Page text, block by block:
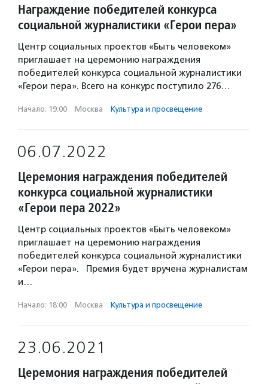
Награждение победителей конкурса
социальной журналистики «Герои пера»
Центр социальных проектов «Быть человеком»
приглашает на церемонию награждения
победителей конкурса социальной журналистики
«Герои пера». Всего на конкурс поступило 276…
Начало: 19:00 · Москва · Культура и просвещение
06.07.2022
Церемония награждения победителей
конкурса социальной журналистики
«Герои пера 2022»
Центр социальных проектов «Быть человеком»
приглашает на церемонию награждения
победителей конкурса социальной журналистики
«Герои пера». Премия будет вручена журналистам
и…
Начало: 18:00 · Москва · Культура и просвещение
23.06.2021
Церемония награждения победителей